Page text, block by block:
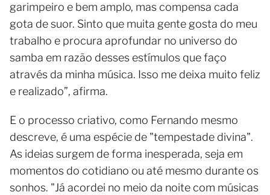
garimpeiro e bem amplo, mas compensa cada
gota de suor. Sinto que muita gente gosta do meu
trabalho e procura aprofundar no universo do
samba em razão desses estímulos que faço
através da minha música. Isso me deixa muito feliz
e realizado”, afirma.
E o processo criativo, como Fernando mesmo
descreve, é uma espécie de "tempestade divina".
As ideias surgem de forma inesperada, seja em
momentos do cotidiano ou até mesmo durante os
sonhos. "Já acordei no meio da noite com músicas